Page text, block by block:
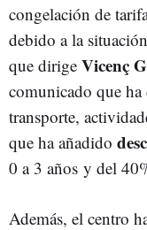
congelación de
debido a la
que dirige Vicenç
comunicado que
transporte,
que ha añadido
0 a 3 años y del
Además, el centro